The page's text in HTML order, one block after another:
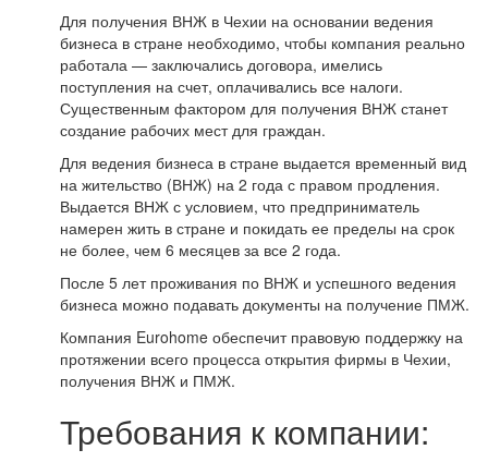
Для получения ВНЖ в Чехии на основании ведения
бизнеса в стране необходимо, чтобы компания реально
работала — заключались договора, имелись
поступления на счет, оплачивались все налоги.
Существенным фактором для получения ВНЖ станет
создание рабочих мест для граждан.
Для ведения бизнеса в стране выдается временный вид
на жительство (ВНЖ) на 2 года с правом продления.
Выдается ВНЖ с условием, что предприниматель
намерен жить в стране и покидать ее пределы на срок
не более, чем 6 месяцев за все 2 года.
После 5 лет проживания по ВНЖ и успешного ведения
бизнеса можно подавать документы на получение ПМЖ.
Компания Eurohome обеспечит правовую поддержку на
протяжении всего процесса открытия фирмы в Чехии,
получения ВНЖ и ПМЖ.
Требования к компании: